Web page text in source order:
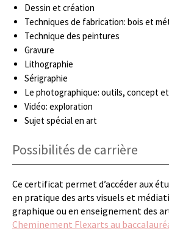
Dessin et création
Techniques de fabrication: bois et
Technique des peintures
Gravure
Lithographie
Sérigraphie
Le photographique: outils, concept
Vidéo: exploration
Sujet spécial en art
Possibilités de carrière
Ce certificat permet d’accéder aux
en pratique des arts visuels et
graphique ou en enseignement des
Cheminement Flexarts au